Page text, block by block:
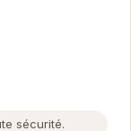
sécurité.